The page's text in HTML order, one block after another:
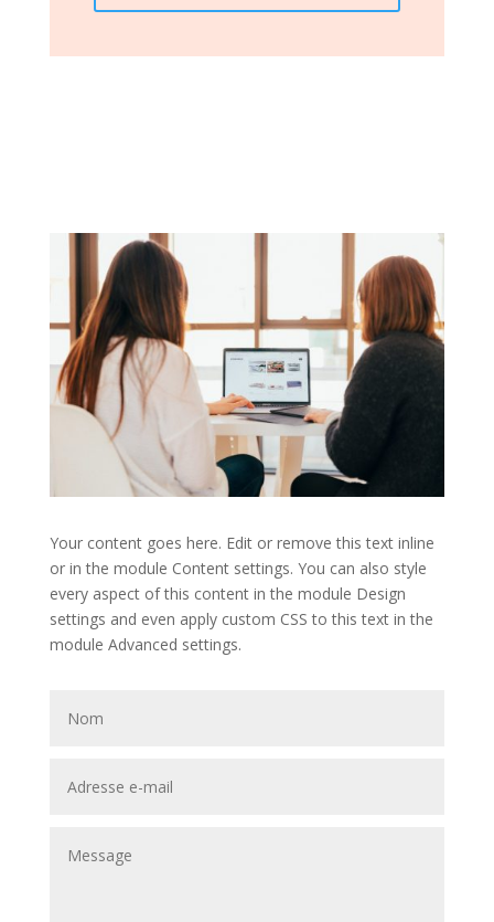
Your content goes here. Edit or remove this text inline
or in the module Content settings. You can also style
every aspect of this content in the module Design
settings and even apply custom CSS to this text in the
module Advanced settings.